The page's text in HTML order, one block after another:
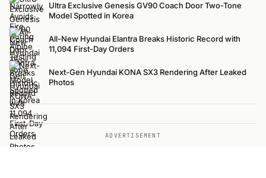
Ultra Exclusive Genesis GV90 Coach Door Two-Tone
Model Spotted in Korea
All-New Hyundai Elantra Breaks Historic Record with
11,094 First-Day Orders
Next-Gen Hyundai KONA SX3 Rendering After Leaked
Photos
ADVERTISEMENT